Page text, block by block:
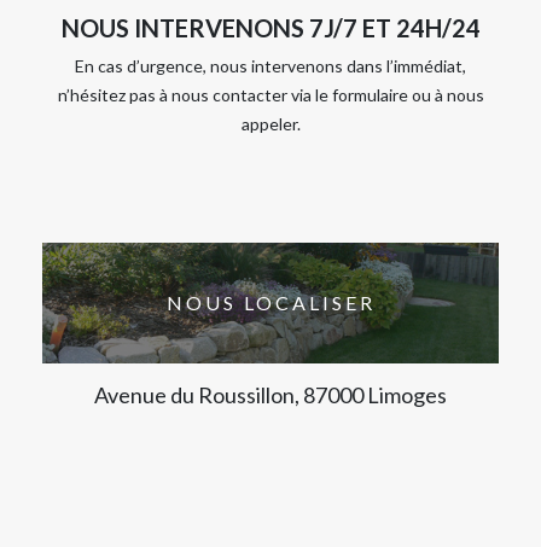
NOUS INTERVENONS 7J/7 ET 24H/24
En cas d’urgence, nous intervenons dans l’immédiat,
n’hésitez pas à nous contacter via le formulaire ou à nous
appeler.
NOUS LOCALISER
Avenue du Roussillon, 87000 Limoges